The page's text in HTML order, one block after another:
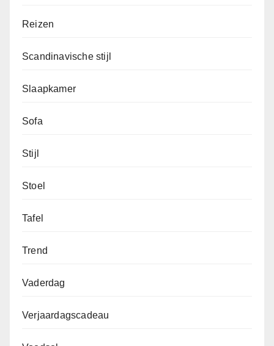
Reizen
Scandinavische stijl
Slaapkamer
Sofa
Stijl
Stoel
Tafel
Trend
Vaderdag
Verjaardagscadeau